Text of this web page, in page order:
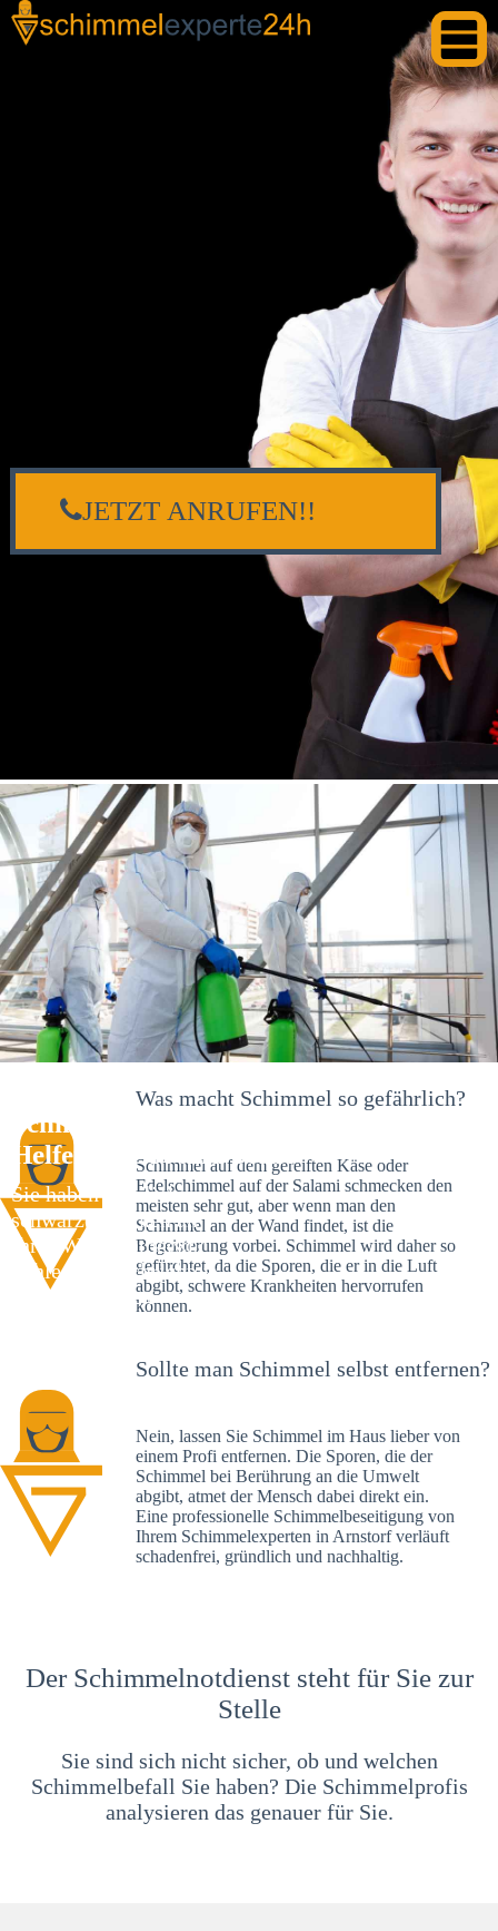
Schimmelexperte in Arnstorf – Ihr
Helfer an Ort und Stelle
Sie haben kürzlich
schwarze Flecken an
Ihrer Wand entdeckt?
Schlechte Nachrichten:
Sie haben einen
JETZT ANRUFEN!!
Was macht Schimmel so gefährlich?
Schimmel auf dem gereiften Käse oder
Edelschimmel auf der Salami schmecken den
meisten sehr gut, aber wenn man den
Schimmel an der Wand findet, ist die
Begeisterung vorbei. Schimmel wird daher so
gefürchtet, da die Sporen, die er in die Luft
abgibt, schwere Krankheiten hervorrufen
können.
Sollte man Schimmel selbst entfernen?
Nein, lassen Sie Schimmel im Haus lieber von
einem Profi entfernen. Die Sporen, die der
Schimmel bei Berührung an die Umwelt
abgibt, atmet der Mensch dabei direkt ein.
Eine professionelle Schimmelbeseitigung von
Ihrem Schimmelexperten in Arnstorf verläuft
schadenfrei, gründlich und nachhaltig.
Der Schimmelnotdienst steht für Sie zur
Stelle
Sie sind sich nicht sicher, ob und welchen
Schimmelbefall Sie haben? Die Schimmelprofis
analysieren das genauer für Sie.